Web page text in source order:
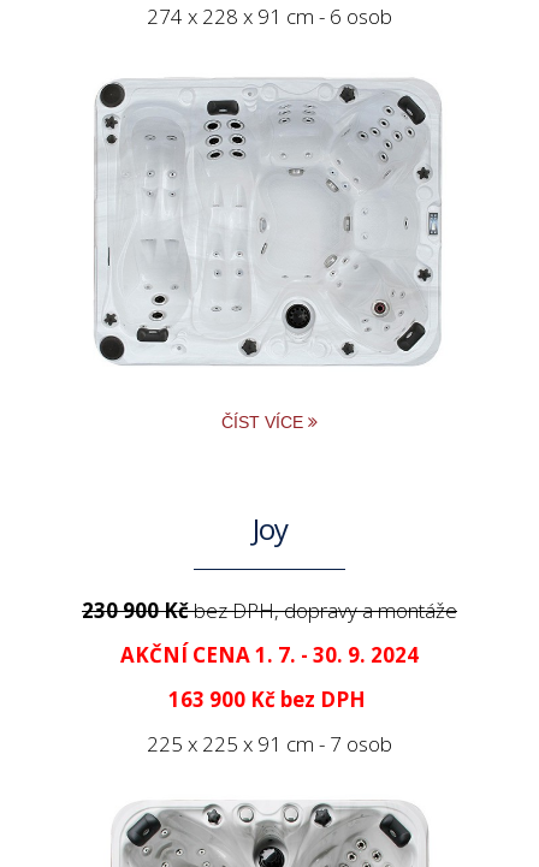
274 x 228 x 91 cm - 6 osob
ČÍST VÍCE
Joy
230 900 Kčbez DPH, dopravy a montáže
AKČNÍ CENA 1. 7. - 30. 9. 2024
163 900 Kč bez DPH
225 x 225 x 91 cm - 7 osob